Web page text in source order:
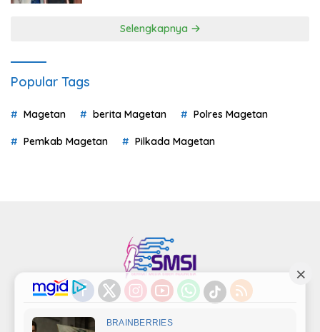
Selengkapnya
Popular Tags
Magetan berita Magetan Polres Magetan
Pemkab Magetan Pilkada Magetan